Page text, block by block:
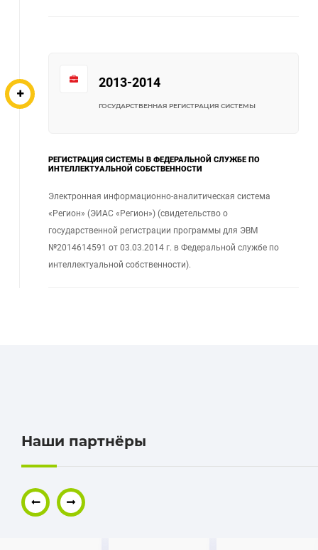
2013-2014
ГОСУДАРСТВЕННАЯ РЕГИСТРАЦИЯ СИСТЕМЫ
РЕГИСТРАЦИЯ СИСТЕМЫ В ФЕДЕРАЛЬНОЙ СЛУЖБЕ ПО
ИНТЕЛЛЕКТУАЛЬНОЙ СОБСТВЕННОСТИ
Электронная информационно-аналитическая система
«Регион» (ЭИАС «Регион») (свидетельство о
государственной регистрации программы для ЭВМ
№2014614591 от 03.03.2014 г. в Федеральной службе по
интеллектуальной собственности).
Наши партнёры